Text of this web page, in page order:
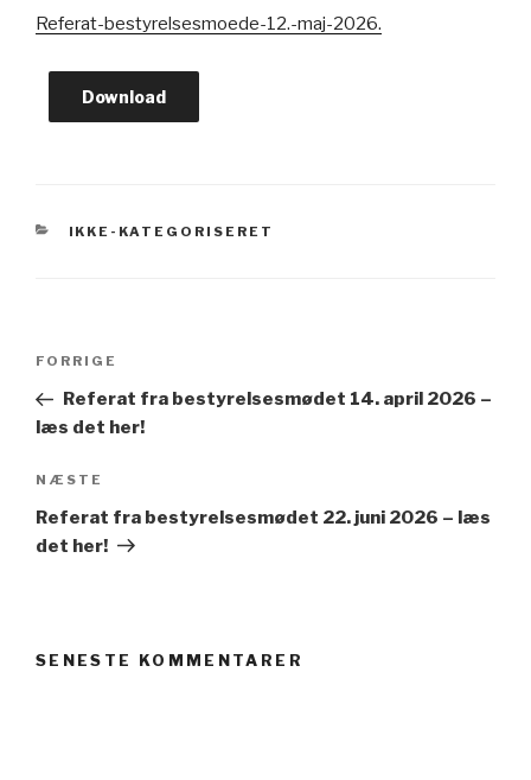
Referat-bestyrelsesmoede-12.-maj-2026.
Download
KATEGORIER
IKKE-KATEGORISERET
Forrige
indlæg
FORRIGE
Referat fra bestyrelsesmødet 14. april 2026 –
læs det her!
Næste
indlæg
NÆSTE
Referat fra bestyrelsesmødet 22. juni 2026 – læs
det her!
SENESTE KOMMENTARER